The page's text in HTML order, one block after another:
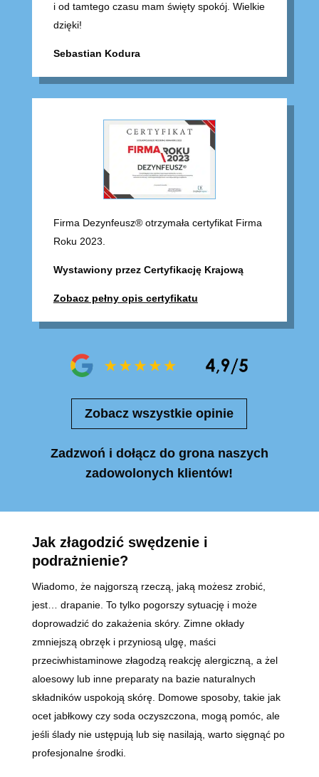
i od tamtego czasu mam święty spokój. Wielkie
dzięki!
Sebastian Kodura
Firma Dezynfeusz® otrzymała certyfikat Firma
Roku 2023.
Wystawiony przez Certyfikację Krajową
Zobacz pełny opis certyfikatu
Zobacz wszystkie opinie
Zadzwoń i dołącz do grona naszych
zadowolonych klientów!
Jak złagodzić swędzenie i
podrażnienie?
Wiadomo, że najgorszą rzeczą, jaką możesz zrobić,
jest… drapanie. To tylko pogorszy sytuację i może
doprowadzić do zakażenia skóry. Zimne okłady
zmniejszą obrzęk i przyniosą ulgę, maści
przeciwhistaminowe złagodzą reakcję alergiczną, a żel
aloesowy lub inne preparaty na bazie naturalnych
składników uspokoją skórę. Domowe sposoby, takie jak
ocet jabłkowy czy soda oczyszczona, mogą pomóc, ale
jeśli ślady nie ustępują lub się nasilają, warto sięgnąć po
profesjonalne środki.